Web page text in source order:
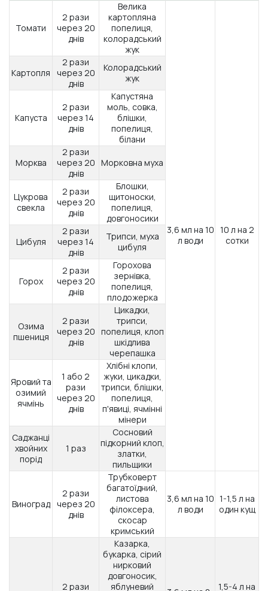
Томати
2 рази
через 20
днів
Велика
картопляна
попелиця,
колорадський
жук
3,6 мл на 10
л води
10 л на 2
сотки
Картопля
2 рази
через 20
днів
Колорадський
жук
Капуста
2 рази
через 14
днів
Капустяна
моль, совка,
блішки,
попелиця,
білани
Морква
2 рази
через 20
днів
Морковна муха
Цукрова
свекла
2 рази
через 20
днів
Блошки,
щитоноски,
попелиця,
довгоносики
Цибуля
2 рази
через 14
днів
Трипси, муха
цибуля
Горох
2 рази
через 20
днів
Горохова
зернівка,
попелиця,
плодожерка
Озима
пшениця
2 рази
через 20
днів
Цикадки,
трипси,
попелиця, клоп
шкідлива
черепашка
Яровий та
озимий
ячмінь
1 або 2
рази
через 20
днів
Хлібні клопи,
жуки, цикадки,
трипси, блішки,
попелиця,
п'явиці, ячмінні
мінери
Саджанці
хвойних
порід
1 раз
Сосновий
підкорний клоп,
златки,
пильщики
Виноград
2 рази
через 20
днів
Трубковерт
багатоїдний,
листова
філоксера,
скосар
кримський
3,6 мл на 10
л води
1-1,5 л на
один кущ
2 рази
Казарка,
букарка, сірий
нирковий
довгоносик,
яблуневий
1,5-4 л на